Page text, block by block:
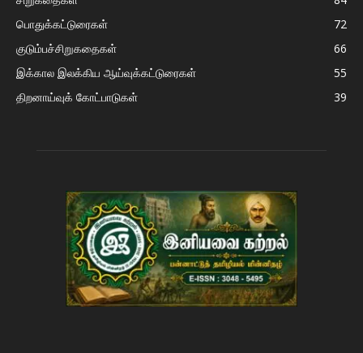
பொதுக்கட்டுரைகள்
72
குடும்பச்சிறுகதைகள்
66
இக்கால இலக்கிய ஆய்வுக்கட்டுரைகள்
55
திறனாய்வுக் கோட்பாடுகள்
39